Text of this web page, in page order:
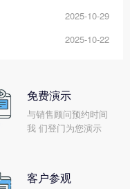
2025-10-29
2025-10-22
免费演示
与销售顾问预约时间
我 们登门为您演示
客户参观